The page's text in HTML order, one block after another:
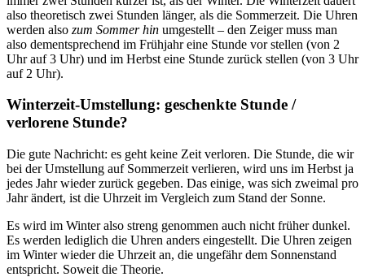
also theoretisch zwei Stunden länger, als die Sommerzeit. Die Uhren
werden also zum Sommer hin umgestellt – den Zeiger muss man
also dementsprechend im Frühjahr eine Stunde vor stellen (von 2
Uhr auf 3 Uhr) und im Herbst eine Stunde zurück stellen (von 3 Uhr
auf 2 Uhr).
Winterzeit-Umstellung: geschenkte Stunde /
verlorene Stunde?
Die gute Nachricht: es geht keine Zeit verloren. Die Stunde, die wir
bei der Umstellung auf Sommerzeit verlieren, wird uns im Herbst ja
jedes Jahr wieder zurück gegeben. Das einige, was sich zweimal pro
Jahr ändert, ist die Uhrzeit im Vergleich zum Stand der Sonne.
Es wird im Winter also streng genommen auch nicht früher dunkel.
Es werden lediglich die Uhren anders eingestellt. Die Uhren zeigen
im Winter wieder die Uhrzeit an, die ungefähr dem Sonnenstand
entspricht. Soweit die Theorie.